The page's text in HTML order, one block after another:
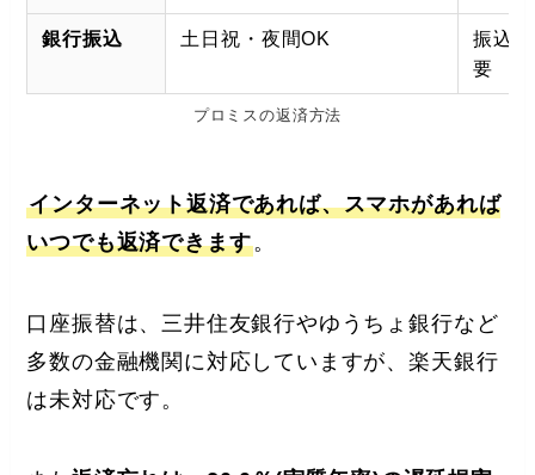
銀行振込 土日祝・夜間OK
振込
要
プロミスの返済方法
インターネット返済であれば、スマホがあれば
いつでも返済できます。
口座振替は、三井住友銀行やゆうちょ銀行など
多数の金融機関に対応していますが、楽天銀行
は未対応です。